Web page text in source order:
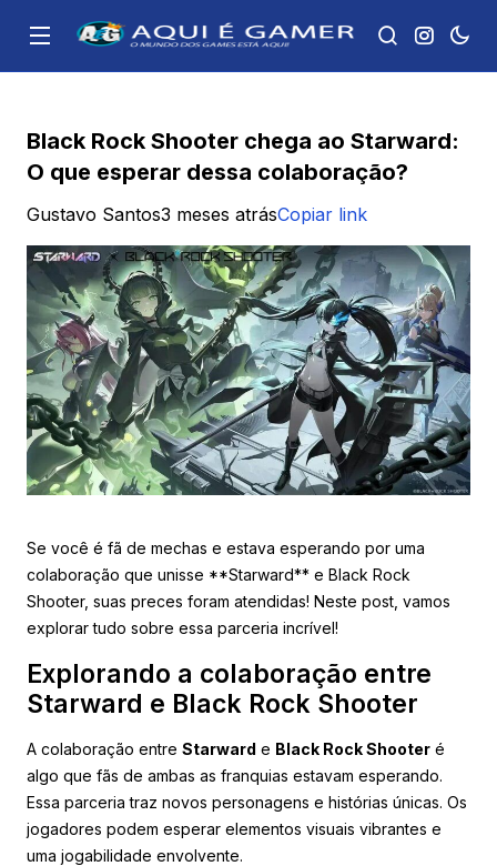
Black Rock Shooter chega ao Starward:
O que esperar dessa colaboração?
Gustavo Santos3 meses atrásCopiar link
Se você é fã de mechas e estava esperando por uma
colaboração que unisse **Starward** e Black Rock
Shooter, suas preces foram atendidas! Neste post, vamos
explorar tudo sobre essa parceria incrível!
Explorando a colaboração entre
Starward e Black Rock Shooter
A colaboração entre Starward e Black Rock Shooter é
algo que fãs de ambas as franquias estavam esperando.
Essa parceria traz novos personagens e histórias únicas. Os
jogadores podem esperar elementos visuais vibrantes e
uma jogabilidade envolvente.